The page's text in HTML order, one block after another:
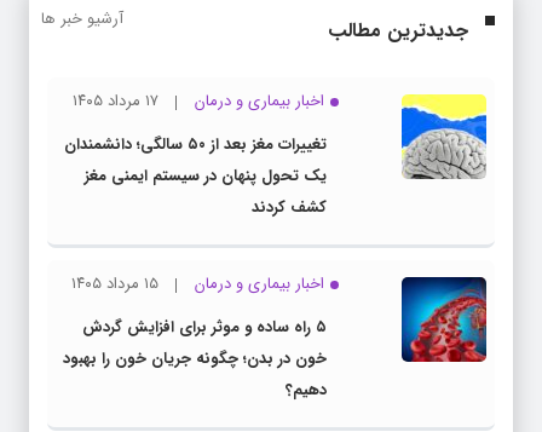
جدیدترین مطالب آرشیو خبر ها
اخبار بیماری و درمان
۱۷ مرداد ۱۴۰۵
تغییرات مغز بعد از ۵۰ سالگی؛ دانشمندان
یک تحول پنهان در سیستم ایمنی مغز
کشف کردند
اخبار بیماری و درمان
۱۵ مرداد ۱۴۰۵
۵ راه ساده و موثر برای افزایش گردش
خون در بدن؛ چگونه جریان خون را بهبود
دهیم؟